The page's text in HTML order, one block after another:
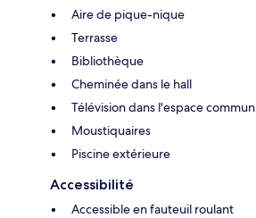
Aire de pique-nique
Terrasse
Bibliothèque
Cheminée dans le hall
Télévision dans l'espace commun
Moustiquaires
Piscine extérieure
Accessibilité
Accessible en fauteuil roulant